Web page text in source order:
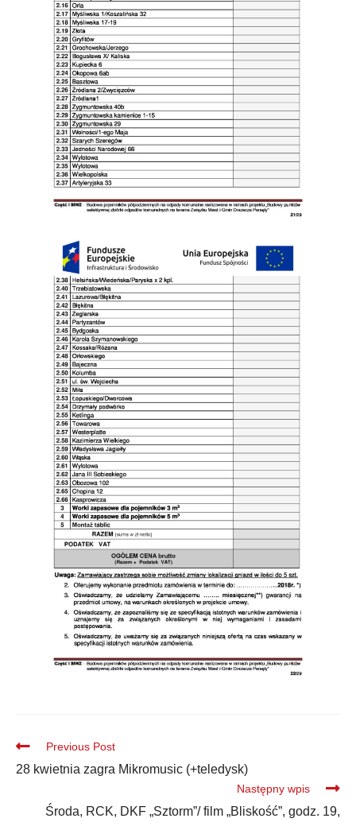
Previous Post
28 kwietnia zagra Mikromusic (+teledysk)
Następny wpis
Środa, RCK, DKF „Sztorm”/ film „Bliskość”, godz. 19,